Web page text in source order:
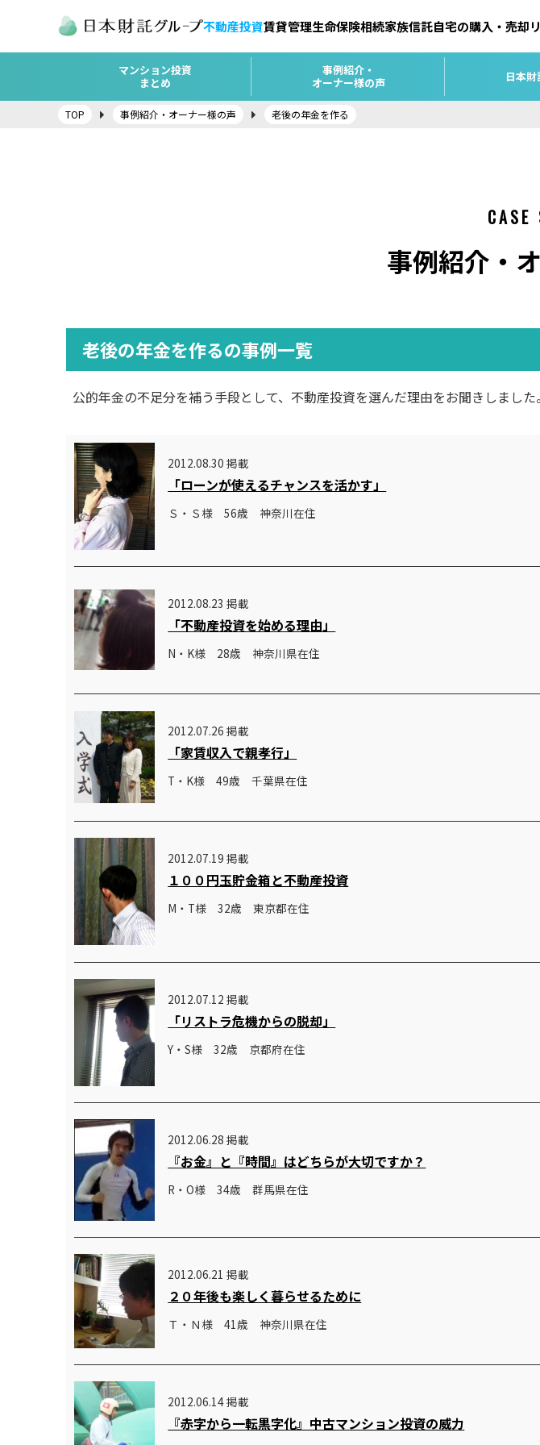
不動産投資賃貸管理生命保険相続家族信託自宅の購入・売却
マンション投資
まとめ
事例紹介・
オーナー様の声
日本
TOP 事例紹介・オーナー様の声 老後の年金を作る
CASE
事例紹介・
老後の年金を作るの事例一覧
公的年金の不足分を補う手段として、不動産投資を選んだ理由をお聞きしました。
2012.08.30 掲載
「ローンが使えるチャンスを活かす」
Ｓ・Ｓ様 56歳 神奈川在住
2012.08.23 掲載
「不動産投資を始める理由」
N・K様 28歳 神奈川県在住
2012.07.26 掲載
「家賃収入で親孝行」
T・K様 49歳 千葉県在住
2012.07.19 掲載
１００円玉貯金箱と不動産投資
M・T様 32歳 東京都在住
2012.07.12 掲載
「リストラ危機からの脱却」
Y・S様 32歳 京都府在住
2012.06.28 掲載
『お金』と『時間』はどちらが大切ですか？
R・O様 34歳 群馬県在住
2012.06.21 掲載
２０年後も楽しく暮らせるために
Ｔ・Ｎ様 41歳 神奈川県在住
2012.06.14 掲載
『赤字から一転黒字化』中古マンション投資の威力